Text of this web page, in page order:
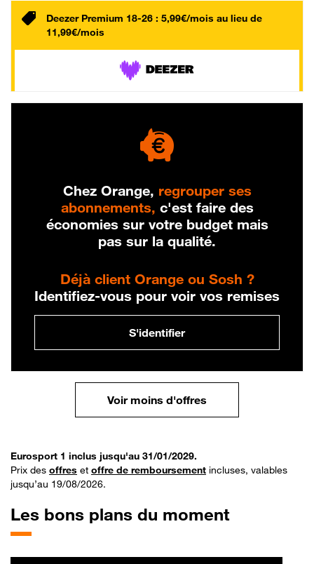
Deezer Premium 18-26 : 5,99€/mois au lieu de
11,99€/mois
Chez Orange, regrouper ses
abonnements, c'est faire des
économies sur votre budget mais
pas sur la qualité.
Déjà client Orange ou Sosh ?
Identifiez-vous pour voir vos remises
S'identifier
Voir moins d'offres
Eurosport 1 inclus jusqu'au 31/01/2029.
Prix des offres et offre de remboursement incluses, valables
jusqu’au 19/08/2026.
Les bons plans du moment